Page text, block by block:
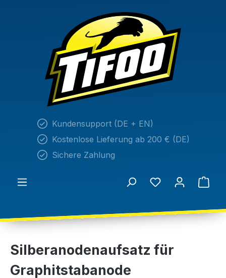
Kundensupport (DE + EN)
Kostenlose Lieferung ab 200 € (DE)
Sichere Zahlung
Silberanodenaufsatz für
Graphitstabanode